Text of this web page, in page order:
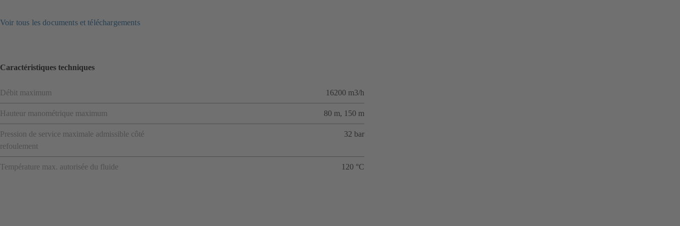
Voir tous les documents et téléchargements
Caractéristiques techniques
Débit maximum 16200 m3/h
Hauteur manométrique maximum 80 m, 150 m
Pression de service maximale admissible côté
refoulement
32 bar
Température max. autorisée du fluide 120 °C